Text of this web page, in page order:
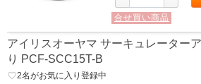
合せ買い商品
アイリスオーヤマ サーキュレーター
り PCF-SCC15T-B
favorite_border2名がお気に入り登録中